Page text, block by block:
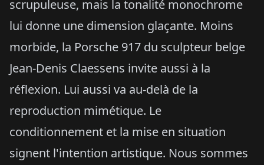
scrupuleuse, mais la tonalité monochrome
lui donne une dimension glaçante. Moins
morbide, la Porsche 917 du sculpteur belge
Jean-Denis Claessens invite aussi à la
réflexion. Lui aussi va au-delà de la
reproduction mimétique. Le
conditionnement et la mise en situation
signent l'intention artistique. Nous sommes